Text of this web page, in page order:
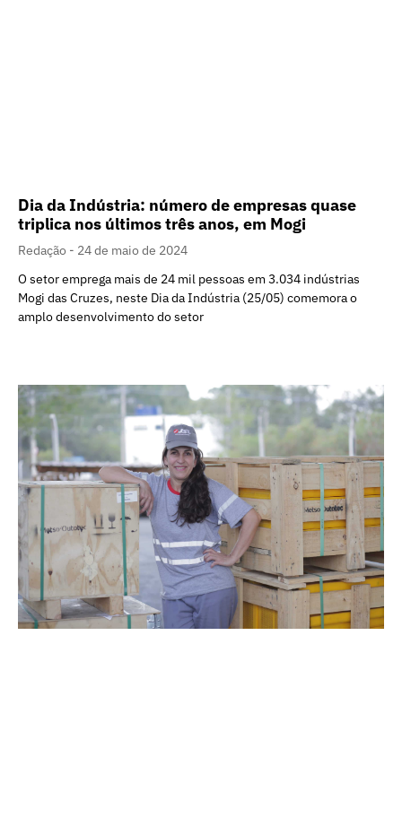
Dia da Indústria: número de empresas quase
triplica nos últimos três anos, em Mogi
Redação
24 de maio de 2024
O setor emprega mais de 24 mil pessoas em 3.034 indústrias
Mogi das Cruzes, neste Dia da Indústria (25/05) comemora o
amplo desenvolvimento do setor